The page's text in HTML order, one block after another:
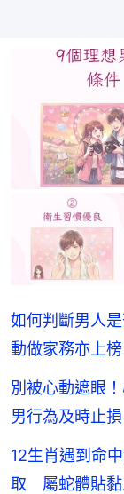
如何判斷男人
動做家務亦上榜
別被心動遮眼
男行為及時止損
12生肖遇到命
取 屬蛇體貼黏